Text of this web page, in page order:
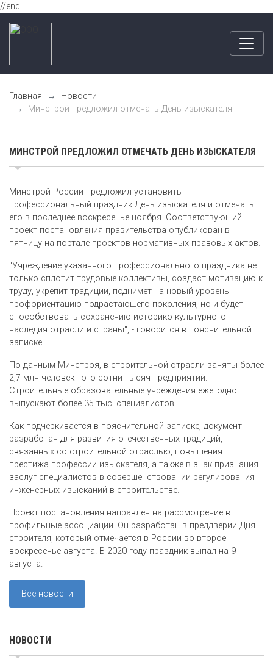
//end
Главная
Новости
Минстрой предложил отмечать День изыскателя
МИНСТРОЙ ПРЕДЛОЖИЛ ОТМЕЧАТЬ ДЕНЬ ИЗЫСКАТЕЛЯ
Минстрой России предложил установить
профессиональный праздник День изыскателя и отмечать
его в последнее воскресенье ноября. Соответствующий
проект постановления правительства опубликован в
пятницу на портале проектов нормативных правовых актов.
"Учреждение указанного профессионального праздника не
только сплотит трудовые коллективы, создаст мотивацию к
труду, укрепит традиции, поднимет на новый уровень
профориентацию подрастающего поколения, но и будет
способствовать сохранению историко-культурного
наследия отрасли и страны", - говорится в пояснительной
записке.
По данным Минстроя, в строительной отрасли заняты более
2,7 млн человек - это сотни тысяч предприятий.
Строительные образовательные учреждения ежегодно
выпускают более 35 тыс. специалистов.
Как подчеркивается в пояснительной записке, документ
разработан для развития отечественных традиций,
связанных со строительной отраслью, повышения
престижа профессии изыскателя, а также в знак признания
заслуг специалистов в совершенствовании регулирования
инженерных изысканий в строительстве.
Проект постановления направлен на рассмотрение в
профильные ассоциации. Он разработан в преддверии Дня
строителя, который отмечается в России во второе
воскресенье августа. В 2020 году праздник выпал на 9
августа.
Все новости
НОВОСТИ